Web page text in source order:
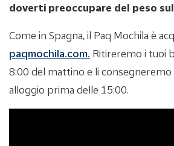
doverti preoccupare del peso
Come in Spagna, il Paq Mochila è
paqmochila.com. Ritireremo i tuoi
8:00 del mattino e li
alloggio prima delle 15:00.